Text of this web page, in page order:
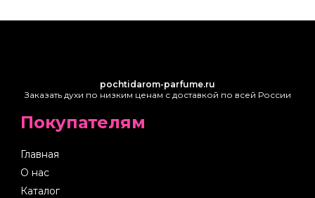
pochtidarom-parfume.ru
Заказать духи по низким ценам с доставкой по всей России
Покупателям
Главная
О нас
Каталог